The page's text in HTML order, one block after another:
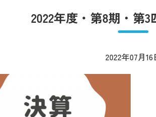
2022年度・第8期・第
2022年07月16